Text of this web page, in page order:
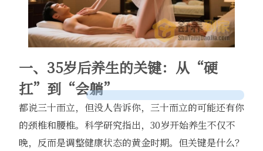
一、35岁后养生的关键：从“硬
扛”到“会躺”
都说三十而立，但没人告诉你，三十而立的可能还有你
的颈椎和腰椎。科学研究指出，30岁开始养生不仅不
晚，反而是调整健康状态的黄金时期。但关键是什么？